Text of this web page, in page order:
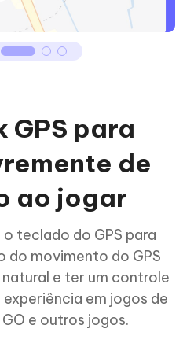
GPS para
de
ao jogar
teclado do GPS para
do movimento do GPS
e ter um controle
em jogos de
e outros jogos.